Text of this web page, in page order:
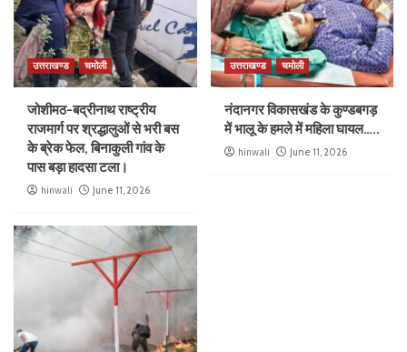
उत्तराखण्ड चमोली
जोशीमठ-बद्रीनाथ राष्ट्रीय
राजमार्ग पर श्रद्धालुओं से भरी बस
के ब्रेक फेल, बिनाकुली गांव के
पास बड़ा हादसा टला।
hinwali June 11, 2026
उत्तराखण्ड चमोली
नंदानगर विकासखंड के कुण्डबगड़
में भालू के हमले में महिला घायल…..
hinwali June 11, 2026